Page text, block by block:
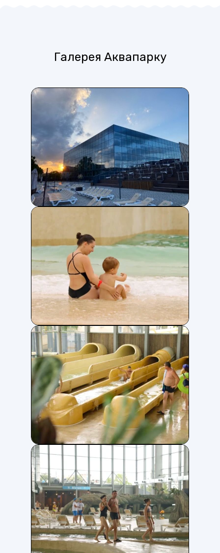
Галерея Аквапарку